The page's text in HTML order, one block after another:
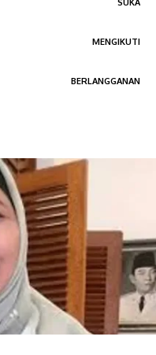
MENGIKUTI
BERLANGGANAN